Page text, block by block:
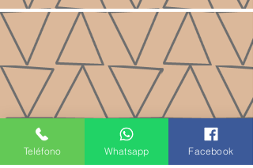
Teléfono Whatsapp Facebook